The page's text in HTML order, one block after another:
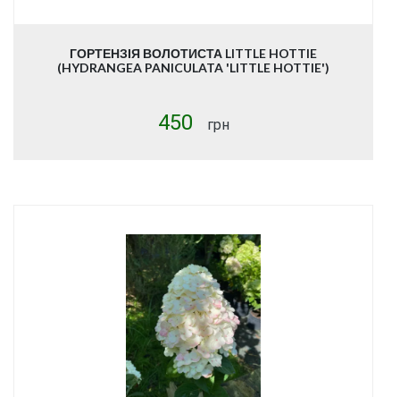
ГОРТЕНЗІЯ ВОЛОТИСТА LITTLE HOTTIE
(HYDRANGEA PANICULATA 'LITTLE HOTTIE')
450 грн